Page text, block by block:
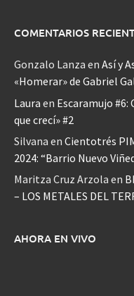
COMENTARIOS
Gonzalo Lanza en Así y
«Homerar» de Gabriel
Laura en Escaramujo #6:
que crecí» #2
Silvana en Cientotrés
2024: “Barrio Nuevo
Maritza Cruz Arzola en
– LOS METALES DEL
AHORA EN VIVO